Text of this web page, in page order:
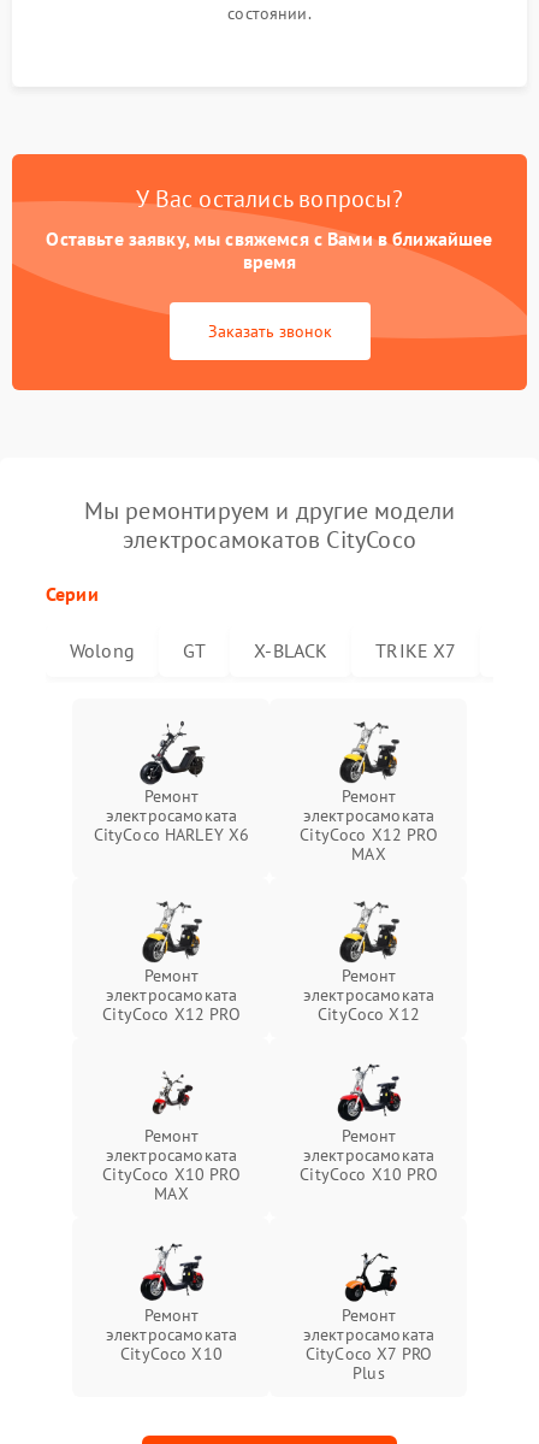
состоянии.
У Вас остались вопросы?
Оставьте заявку, мы свяжемся с Вами в ближайшее
время
Заказать звонок
Мы ремонтируем и другие модели
электросамокатов CityCoco
Серии
Wolong GT X-BLACK TRIKE X7
Ремонт
электросамоката
CityCoco HARLEY X6
Ремонт
электросамоката
CityCoco X12 PRO
MAX
Ремонт
электросамоката
CityCoco X12 PRO
Ремонт
электросамоката
CityCoco X12
Ремонт
электросамоката
CityCoco X10 PRO
MAX
Ремонт
электросамоката
CityCoco X10 PRO
Ремонт
электросамоката
CityCoco X10
Ремонт
электросамоката
CityCoco X7 PRO
Plus